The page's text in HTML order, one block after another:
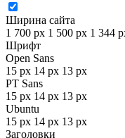
Ширина сайта
1 700 px 1 500 px 1 344
Шрифт
Open Sans
15 px 14 px 13 px
PT Sans
15 px 14 px 13 px
Ubuntu
15 px 14 px 13 px
Заголовки